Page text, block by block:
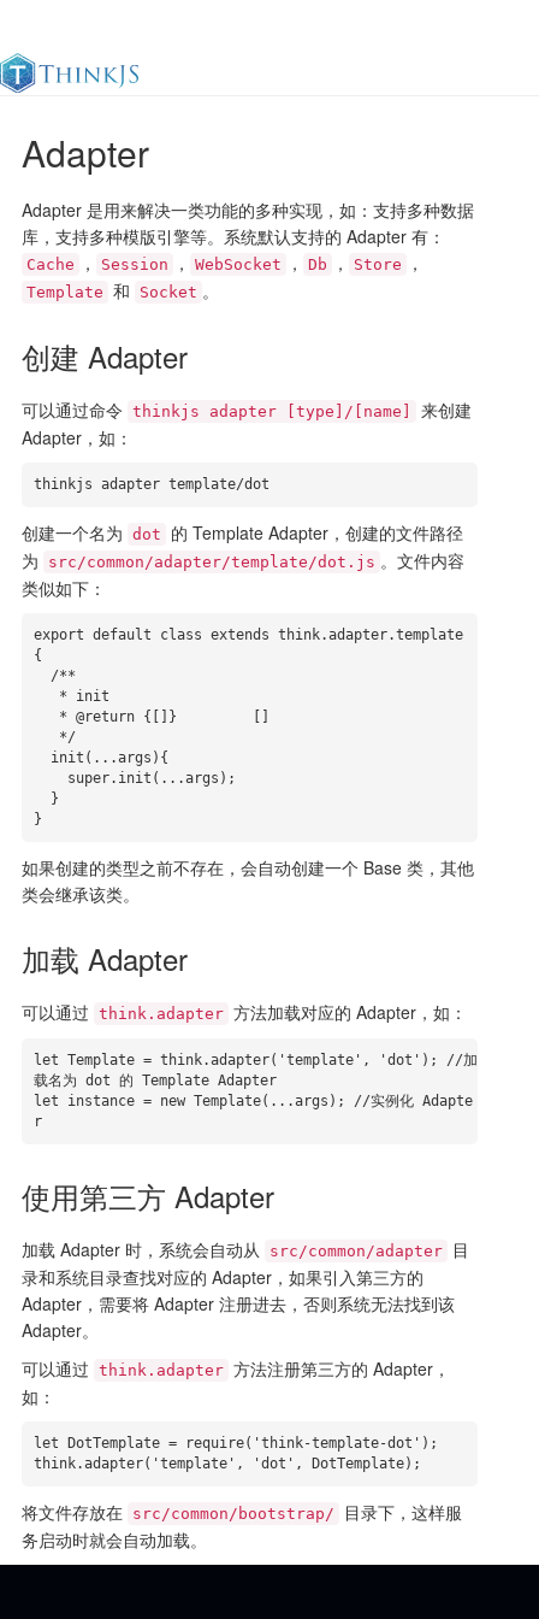
官方文档
Adapter
Adapter 是用来解决一类功能的多种实现，如：支持多种数据
库，支持多种模版引擎等。系统默认支持的 Adapter 有：
Cache ， Session ， WebSocket ， Db ， Store ，
Template 和 Socket 。
创建 Adapter
可以通过命令 thinkjs adapter [type]/[name]
来创建
Adapter，如：
thinkjs adapter template/dot
创建一个名为 dot
的 Template Adapter，创建的文件路径
为
src/common/adapter/template/dot.js 。文件内容
类似如下：
export default class extends think.adapter.template
{
}
如果创建的类型之前不存在，会自动创建一个 Base 类，其他
类会继承该类。
加载 Adapter
可以通过 think.adapter 方法加载对应的 Adapter，如：
let Template = think.adapter('template', 'dot'); //加
载名为 dot 的 Template Adapter
let instance = new Template(...args); //实例化 Adapte
r
使用第三方 Adapter
加载 Adapter 时，系统会自动从 src/common/adapter
目
录和系统目录查找对应的 Adapter，如果引入第三方的
Adapter，需要将 Adapter 注册进去，否则系统无法找到该
Adapter。
可以通过 think.adapter 方法注册第三方的 Adapter，
如：
let DotTemplate = require('think-template-dot');
think.adapter('template', 'dot', DotTemplate);
将文件存放在 src/common/bootstrap/
目录下，这样服
务启动时就会自动加载。